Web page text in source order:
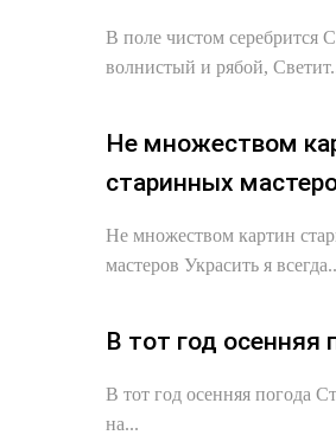
В поле чистом серебрится
волнистый и рябой,
Не множеством
старинных
Не множеством картин
мастеров Украсить я
В тот год осенняя
В тот год осенняя погода
на...